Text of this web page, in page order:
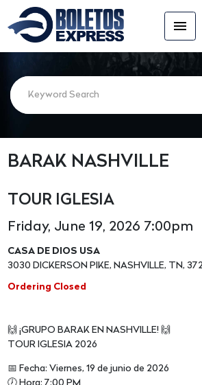
menu
BARAK NASHVILLE
TOUR IGLESIA
Friday, June 19, 2026 7:00pm
CASA DE DIOS USA
3030 DICKERSON PIKE, NASHVILLE, TN,
Ordering Closed
🙌 ¡GRUPO BARAK EN NASHVILLE! 🙌
TOUR IGLESIA 2026
📅 Fecha: Viernes, 19 de junio de 2026